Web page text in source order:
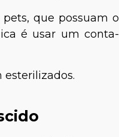
que possuam o
é usar um conta-